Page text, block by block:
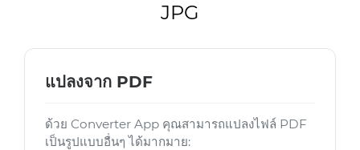
JPG
แปลงจาก PDF
ด้วย Converter App คุณสามารถแปลงไฟล์ PDF
เป็นรูปแบบอื่นๆ ได้มากมาย: